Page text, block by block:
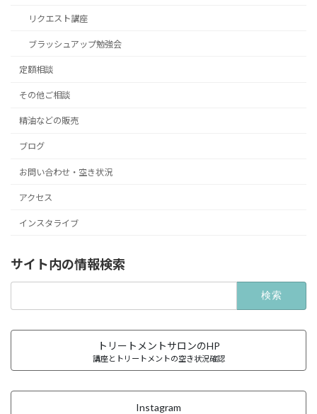
リクエスト講座
ブラッシュアップ勉強会
定額相談
その他ご相談
精油などの販売
ブログ
お問い合わせ・空き状況
アクセス
インスタライブ
サイト内の情報検索
トリートメントサロンのHP
講座とトリートメントの空き状況確認
Instagram